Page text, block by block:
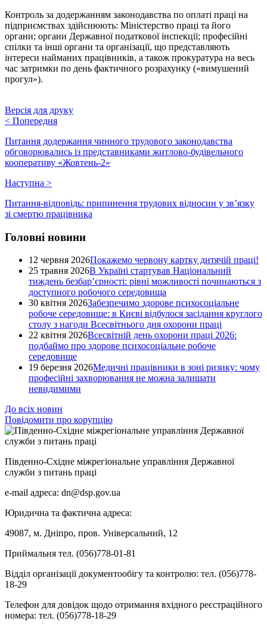
Контроль за додержанням законодавства по оплаті праці на
підприємствах здійснюють: Міністерство праці та його
органи; органи Державної податкової інспекції; професійні
спілки та інші органи та організації, що представляють
інтереси найманих працівників, а також прокуратура на весь
час затримки по день фактичного розрахунку («вимушений
прогул»).
Версія для друку
< Попередня
Питання додержання чинного трудового законодавства
обговорювались із представниками житлово-будівельного
кооперативу «Жовтень-2»
Наступна >
Питання-відповідь: припинення трудових відносин у зв’язку
зі смертю працівника
Головні новини
12 червня 2026Покажемо червону картку дитячій праці!
25 травня 2026В Україні стартував Національний
тиждень безбар’єрності: рівні можливості починаються з
доступного робочого середовища
30 квітня 2026Забезпечимо здорове психосоціальне
робоче середовище: в Києві відбулося засідання круглого
столу з нагоди Всесвітнього дня охорони праці
22 квітня 2026Всесвітній день охорони праці 2026:
подбаймо про здорове психосоціальне робоче
середовище
19 березня 2026Медичні працівники в зоні ризику: чому
професійні захворювання не можна залишати
невидимими
До всіх новин
Повідомити про корупцію
Південно-Східне міжрегіональне управління Державної
служби з питань праці
e-mail адреса: dn@dsp.gov.ua
Юридична та фактична адреса:
49087, м. Дніпро, пров. Універсальний, 12
Приймальня тел. (056)778-01-81
Відділ організації документообігу та контролю: тел. (056)778-
18-29
Телефон для довідок щодо отримання вхідного реєстраційного
номера: тел. (056)778-18-29